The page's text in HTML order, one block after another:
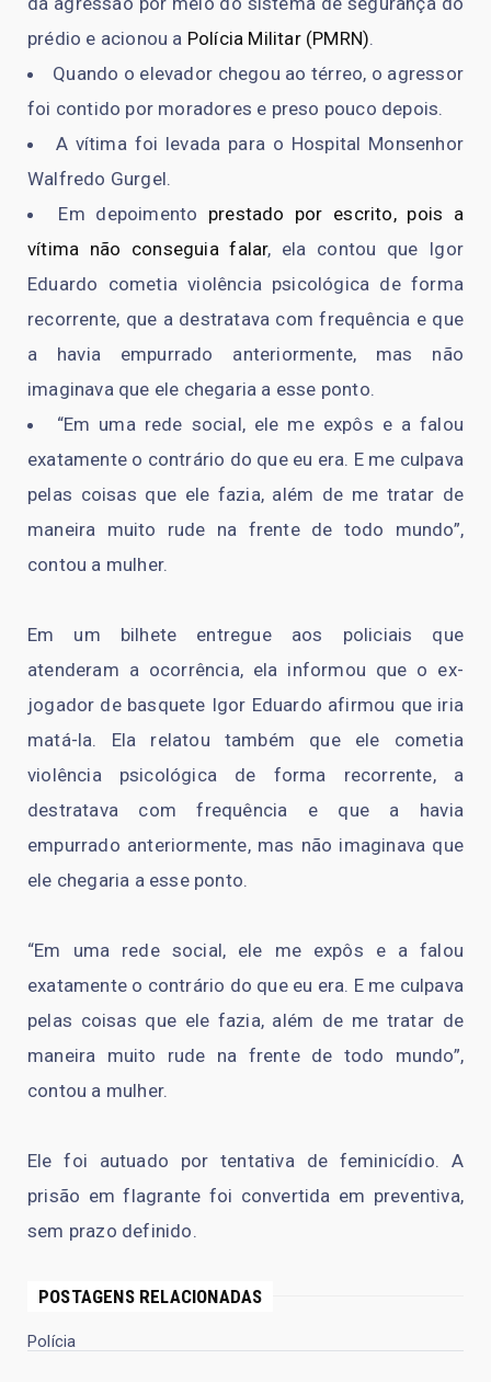
prédio e acionou a Polícia Militar (PMRN).
Quando o elevador chegou ao térreo, o agressor
foi contido por moradores e preso pouco depois.
A vítima foi levada para o Hospital Monsenhor
Walfredo Gurgel.
Em depoimento prestado por escrito, pois a
vítima não conseguia falar, ela contou que Igor
Eduardo cometia violência psicológica de forma
recorrente, que a destratava com frequência e que
a havia empurrado anteriormente, mas não
imaginava que ele chegaria a esse ponto.
“Em uma rede social, ele me expôs e a falou
exatamente o contrário do que eu era. E me culpava
pelas coisas que ele fazia, além de me tratar de
maneira muito rude na frente de todo mundo”,
contou a mulher.
Em um bilhete entregue aos policiais que
atenderam a ocorrência, ela informou que o ex-
jogador de basquete Igor Eduardo afirmou que iria
matá-la. Ela relatou também que ele cometia
violência psicológica de forma recorrente, a
destratava com frequência e que a havia
empurrado anteriormente, mas não imaginava que
ele chegaria a esse ponto.
“Em uma rede social, ele me expôs e a falou
exatamente o contrário do que eu era. E me culpava
pelas coisas que ele fazia, além de me tratar de
maneira muito rude na frente de todo mundo”,
contou a mulher.
Ele foi autuado por tentativa de feminicídio. A
prisão em flagrante foi convertida em preventiva,
sem prazo definido.
POSTAGENS RELACIONADAS
Polícia